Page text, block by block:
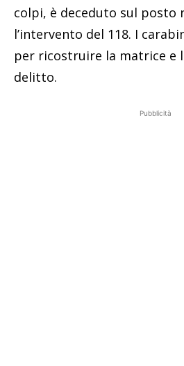
colpi, è deceduto sul posto
l’intervento del 118. I
per ricostruire la matrice e
delitto.
Pubblicità